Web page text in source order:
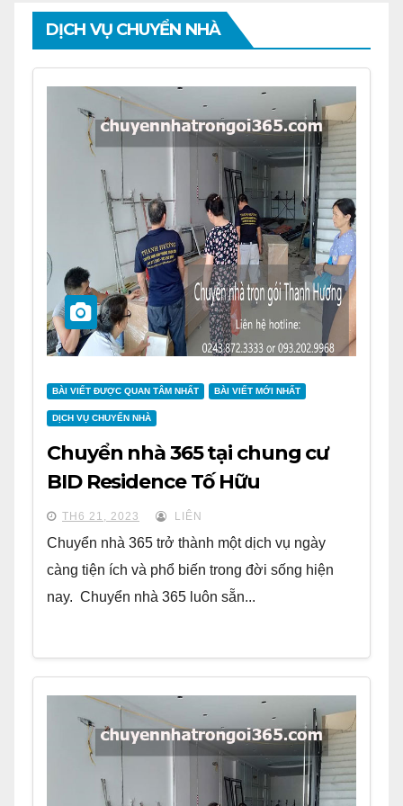
DỊCH VỤ CHUYỂN NHÀ
BÀI VIẾT ĐƯỢC QUAN TÂM NHẤT BÀI VIẾT MỚI NHẤT
DỊCH VỤ CHUYỂN NHÀ
Chuyển nhà 365 tại chung cư
BID Residence Tố Hữu
TH6 21, 2023 LIÊN
Chuyển nhà 365 trở thành một dịch vụ ngày
càng tiện ích và phổ biến trong đời sống hiện
nay. Chuyển nhà 365 luôn sẵn...